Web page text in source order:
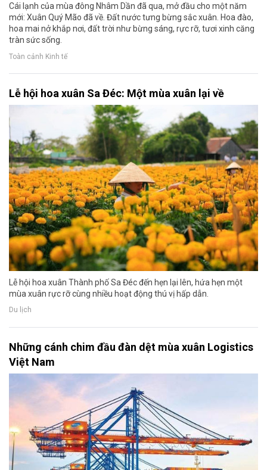
Cái lạnh của mùa đông Nhâm Dần đã qua, mở đầu cho một năm
mới: Xuân Quý Mão đã về. Đất nước tưng bừng sắc xuân. Hoa đào,
hoa mai nở khắp nơi, đất trời như bừng sáng, rực rỡ, tươi xinh căng
tràn sức sống.
Toàn cảnh Kinh tế
Lễ hội hoa xuân Sa Đéc: Một mùa xuân lại về
Lễ hội hoa xuân Thành phố Sa Đéc đến hẹn lại lên, hứa hẹn một
mùa xuân rực rỡ cùng nhiều hoạt động thú vị hấp dẫn.
Du lịch
Những cánh chim đầu đàn dệt mùa xuân Logistics
Việt Nam